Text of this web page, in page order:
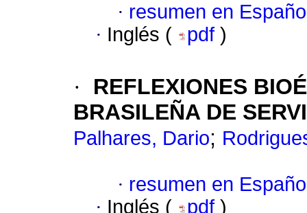
· resumen en
· Inglés ( pdf )
·
REFLEXIONES
BRASILEÑA DE
Palhares, Dario;
· resumen en
· Inglés ( pdf )